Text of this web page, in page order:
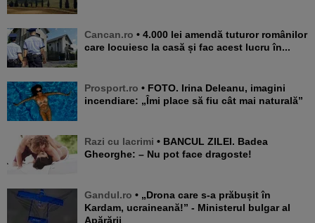
Cancan.ro • 4.000 lei amendă tuturor românilor
care locuiesc la casă și fac acest lucru în...
Prosport.ro • FOTO. Irina Deleanu, imagini
incendiare: „Îmi place să fiu cât mai naturală”
Razi cu lacrimi • BANCUL ZILEI. Badea
Gheorghe: – Nu pot face dragoste!
Gandul.ro • „Drona care s-a prăbușit în
Kardam, ucraineană!” - Ministerul bulgar al
Apărării